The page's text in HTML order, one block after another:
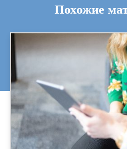
Похожие